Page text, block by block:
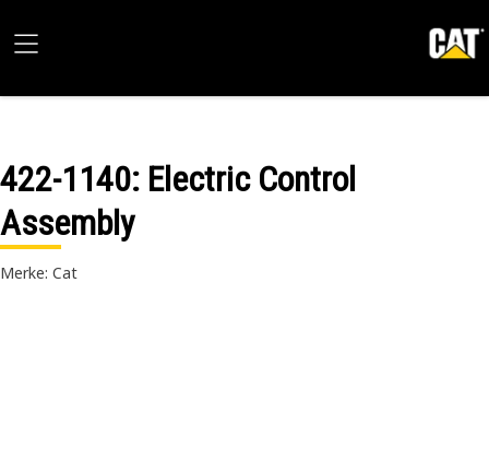
422-1140: Electric Control
Assembly
Merke: Cat